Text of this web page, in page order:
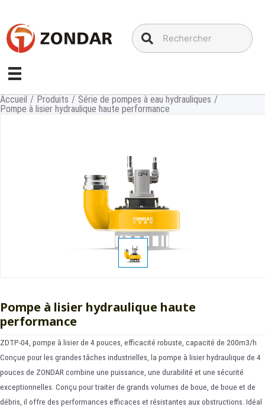
contenu
Accueil / Produits / Série de pompes à eau hydrauliques /
Pompe à lisier hydraulique haute performance
Pompe à lisier hydraulique haute
performance
ZDTP-04, pompe à lisier de 4 pouces, efficacité robuste, capacité de 200m3/h
Conçue pour les grandes tâches industrielles, la pompe à lisier hydraulique de 4
pouces de ZONDAR combine une puissance, une durabilité et une sécurité
exceptionnelles. Conçu pour traiter de grands volumes de boue, de boue et de
débris, il offre des performances efficaces et résistantes aux obstructions. Idéal